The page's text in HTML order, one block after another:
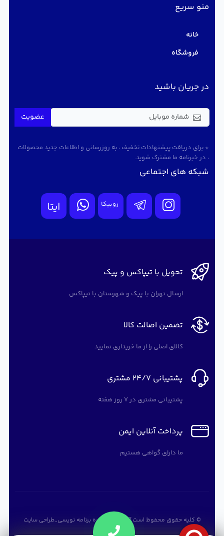
منو سریع
خانه
فروشگاه
در جریان باشید
عضویت
* برای دریافت پیشنهادات تخفیف ، به روزرسانی و اطلاعات جدید محصولات
، در خبرنامه ما مشترک شوید.
شبکه های اجتماعی
روبیکا ایتا
تحویل با تیپاکس و پیک
ارسال تهران با پیک و شهرستان با تیپاکس
تضمین اصالت کالا
کالای اصلی را از ما خریداری نمایید
پشتیبانی 24/7 مشتری
پشتیبانی مشتری در 7 روز هفته
پرداخت آنلاین ایمن
ما دارای گواهی هستیم
© کلیه حقوق محفوظ استآرته سافت دوره برنامه نویسی,,طراحی سایت